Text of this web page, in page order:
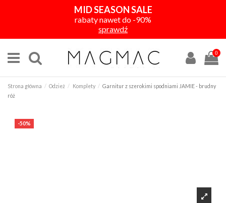
MID SEASON SALE
rabaty nawet do -90%
sprawdź
0
Strona główna Odzież Komplety
Garnitur z szerokimi spodniami JAMIE - brudny
róż
-50%